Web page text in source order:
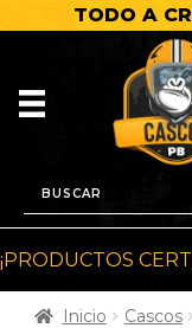
TODO A
¡PRODUCTOS
Inicio Cascos